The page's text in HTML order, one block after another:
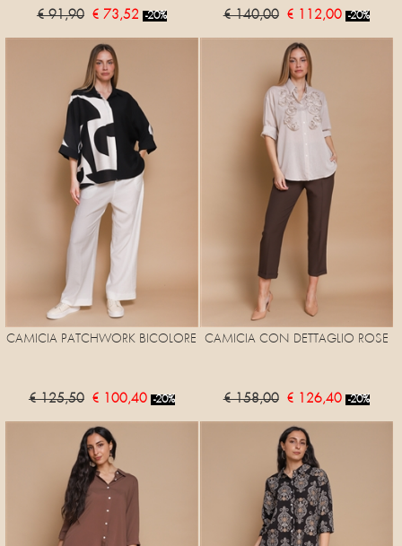
€ 91,90 € 73,52 -20% € 140,00 € 112,00 -20%
CAMICIA PATCHWORK BICOLORE
€ 125,50 € 100,40 -20%
CAMICIA CON DETTAGLIO ROSE
€ 158,00 € 126,40 -20%